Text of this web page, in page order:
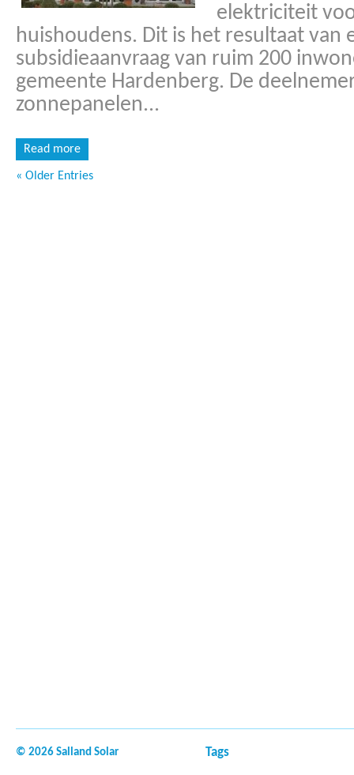
elektriciteit
huishoudens. Dit is het resultaat van
subsidieaanvraag van ruim 200
gemeente Hardenberg. De
zonnepanelen...
Read more
« Older Entries
© 2026 Salland Solar Tags